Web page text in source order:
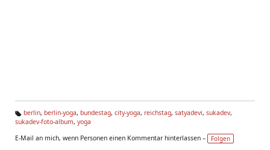
Ta
s:
berlin, berlin-yoga, bundestag, city-yoga, reichstag, satyadevi, sukadev,
sukadev-foto-album, yoga
E-Mail an mich, wenn Personen einen Kommentar hinterlassen –
Folgen